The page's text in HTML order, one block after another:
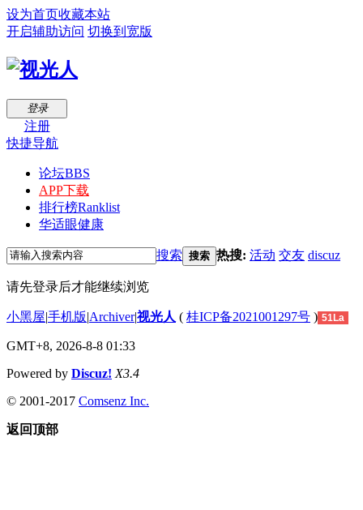
设为首页收藏本站
开启辅助访问 切换到宽版
登录
注册
快捷导航
论坛BBS
APP下载
排行榜Ranklist
华适眼健康
搜索 搜索 热搜: 活动 交友 discuz
请先登录后才能继续浏览
小黑屋|手机版|Archiver|视光人 ( 桂ICP备2021001297号 ) 51La
GMT+8, 2026-8-8 01:33
Powered by Discuz! X3.4
© 2001-2017 Comsenz Inc.
返回顶部